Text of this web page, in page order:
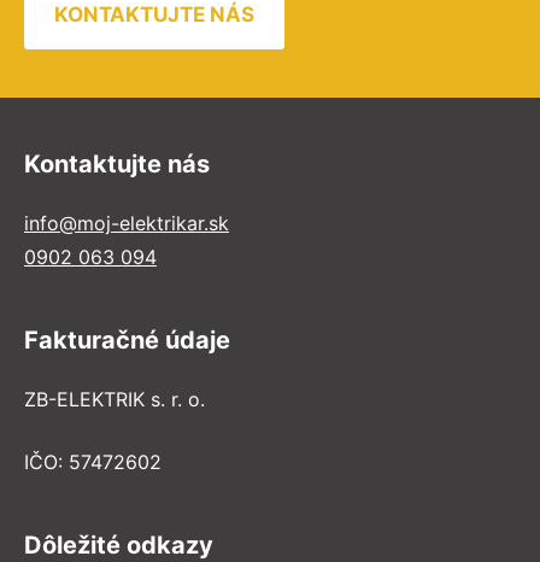
KONTAKTUJTE NÁS
Kontaktujte nás
info@moj-elektrikar.sk
0902 063 094
Fakturačné údaje
ZB-ELEKTRIK s. r. o.
IČO: 57472602
Dôležité odkazy